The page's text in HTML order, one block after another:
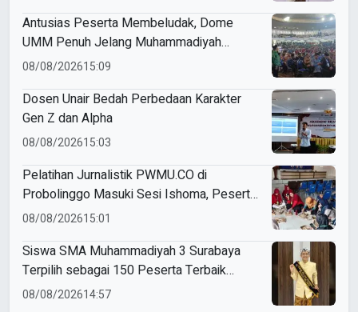
Antusias Peserta Membeludak, Dome
UMM Penuh Jelang Muhammadiyah
Education Awards 2026
08/08/202615:09
Dosen Unair Bedah Perbedaan Karakter
Gen Z dan Alpha
08/08/202615:03
Pelatihan Jurnalistik PWMU.CO di
Probolinggo Masuki Sesi Ishoma, Peserta
Antusias Ikuti Materi
08/08/202615:01
Siswa SMA Muhammadiyah 3 Surabaya
Terpilih sebagai 150 Peserta Terbaik
Forum Pelajar Indonesia
08/08/202614:57